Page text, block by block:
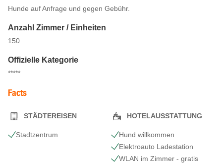
Hunde auf Anfrage und gegen Gebühr.
Anzahl Zimmer / Einheiten
150
Offizielle Kategorie
*****
Facts
STÄDTEREISEN
Stadtzentrum
HOTELAUSSTATTUNG
Hund willkommen
Elektroauto Ladestation
WLAN im Zimmer - gratis